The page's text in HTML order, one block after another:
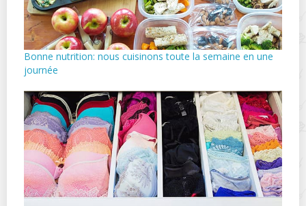
Bonne nutrition: nous cuisinons toute la semaine en une
journée